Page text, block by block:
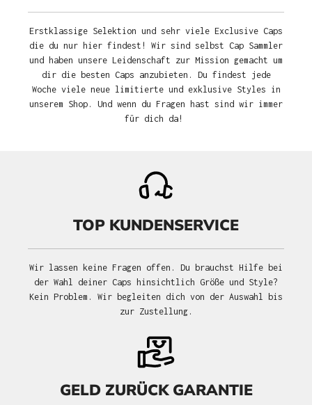
Erstklassige Selektion und sehr viele Exclusive Caps
die du nur hier findest! Wir sind selbst Cap Sammler
und haben unsere Leidenschaft zur Mission gemacht um
dir die besten Caps anzubieten. Du findest jede
Woche viele neue limitierte und exklusive Styles in
unserem Shop. Und wenn du Fragen hast sind wir immer
für dich da!
TOP KUNDENSERVICE
Wir lassen keine Fragen offen. Du brauchst Hilfe bei
der Wahl deiner Caps hinsichtlich Größe und Style?
Kein Problem. Wir begleiten dich von der Auswahl bis
zur Zustellung.
GELD ZURÜCK GARANTIE